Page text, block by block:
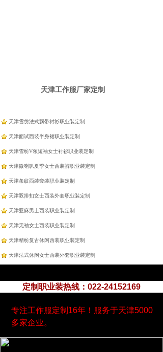
天津工作服厂家定制
天津雪纺法式飘带衬衫职业装定制
天津面试西装半身裙职业装定制
天津雪纺V领短袖女士衬衫职业装定制
天津微喇叭夏季女士西装裤职业装定制
天津条纹西装套装职业装定制
天津双排扣女士西装外套职业装定制
天津亚麻男士西装职业装定制
天津无袖女士西装职业装定制
天津精纺复古休闲西装职业装定制
天津法式休闲女士西装外套职业装定制
定制职业装热线：022-24152169
专注工作服定制16年！服务于天津5000
多家企业。